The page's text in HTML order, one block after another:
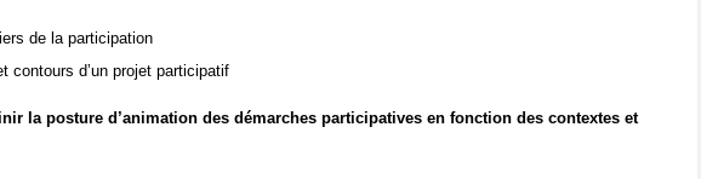
de la participation
contours d’un projet participatif
la posture d’animation des démarches participatives en fonction des contextes et